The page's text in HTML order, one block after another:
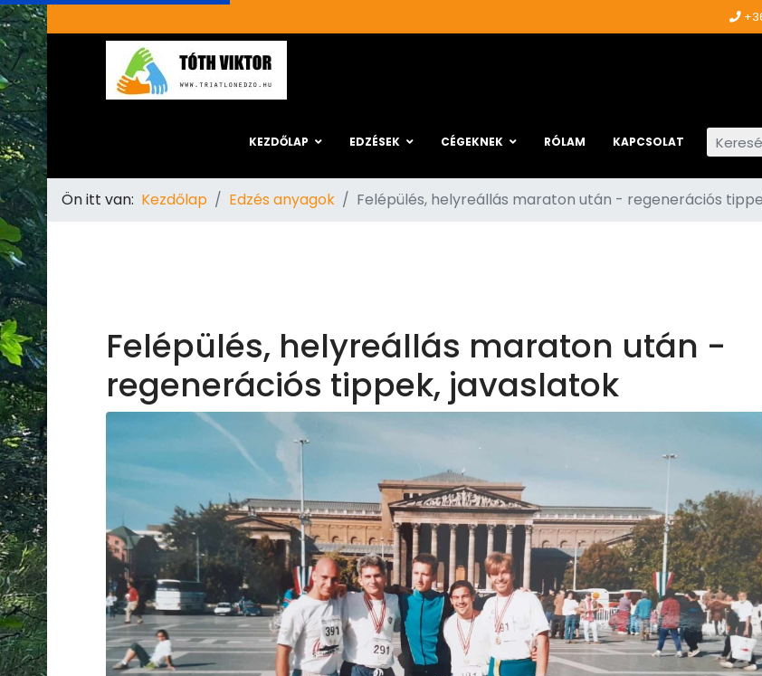
KEZDŐLAP EDZÉSEK CÉGEKNEK RÓLAM KAPCSOLAT
Ön itt van: Kezdőlap Edzés anyagok Felépülés, helyreállás maraton után - regenerációs
Felépülés, helyreállás maraton után -
regenerációs tippek, javaslatok